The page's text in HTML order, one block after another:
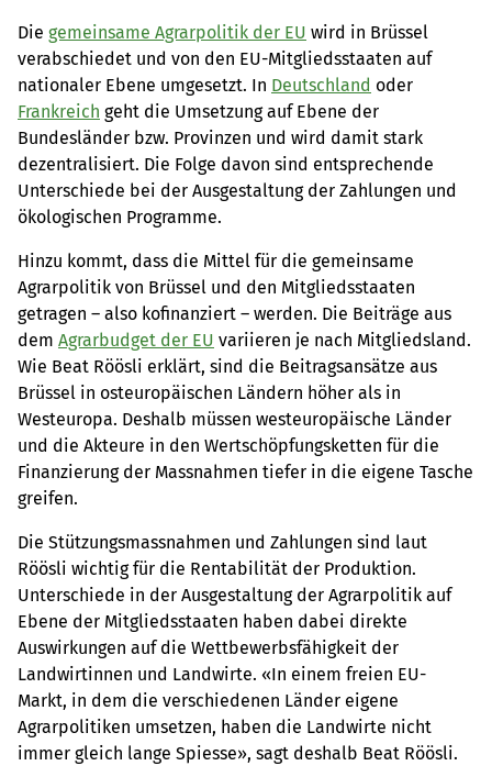
Die gemeinsame Agrarpolitik der EU wird in Brüssel
verabschiedet und von den EU-Mitgliedsstaaten auf
nationaler Ebene umgesetzt. In Deutschland oder
Frankreich geht die Umsetzung auf Ebene der
Bundesländer bzw. Provinzen und wird damit stark
dezentralisiert. Die Folge davon sind entsprechende
Unterschiede bei der Ausgestaltung der Zahlungen und
ökologischen Programme.
Hinzu kommt, dass die Mittel für die gemeinsame
Agrarpolitik von Brüssel und den Mitgliedsstaaten
getragen – also kofinanziert – werden. Die Beiträge aus
dem Agrarbudget der EU variieren je nach Mitgliedsland.
Wie Beat Röösli erklärt, sind die Beitragsansätze aus
Brüssel in osteuropäischen Ländern höher als in
Westeuropa. Deshalb müssen westeuropäische Länder
und die Akteure in den Wertschöpfungsketten für die
Finanzierung der Massnahmen tiefer in die eigene Tasche
greifen.
Die Stützungsmassnahmen und Zahlungen sind laut
Röösli wichtig für die Rentabilität der Produktion.
Unterschiede in der Ausgestaltung der Agrarpolitik auf
Ebene der Mitgliedsstaaten haben dabei direkte
Auswirkungen auf die Wettbewerbsfähigkeit der
Landwirtinnen und Landwirte. «In einem freien EU-
Markt, in dem die verschiedenen Länder eigene
Agrarpolitiken umsetzen, haben die Landwirte nicht
immer gleich lange Spiesse», sagt deshalb Beat Röösli.